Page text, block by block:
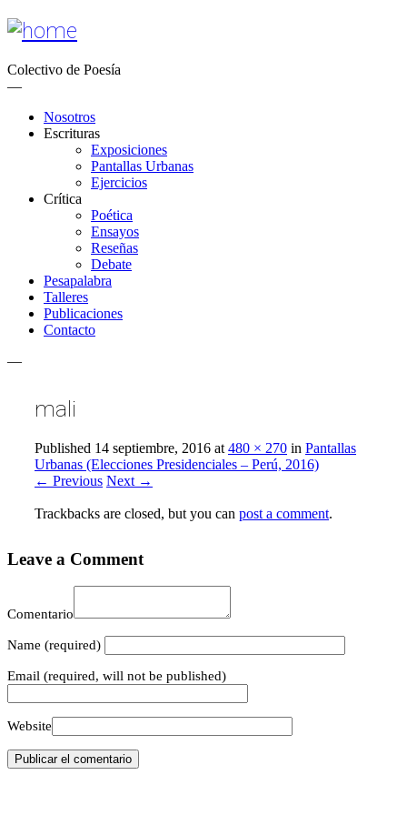
Colectivo de Poesía
—
Nosotros
Escrituras
Exposiciones
Pantallas Urbanas
Ejercicios
Crítica
Poética
Ensayos
Reseñas
Debate
Pesapalabra
Talleres
Publicaciones
Contacto
—
mali
Published 14 septiembre, 2016 at 480 × 270 in Pantallas
Urbanas (Elecciones Presidenciales – Perú, 2016)
← Previous Next →
Trackbacks are closed, but you can post a comment.
Leave a Comment
Comentario
Name (required)
Email (required, will not be published)
Website